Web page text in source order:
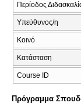
Περίοδος
Υπεύθυνος/η
Κοινό
Κατάσταση
Course ID
Πρόγραμμα